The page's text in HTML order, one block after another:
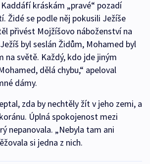
kráskám „pravé“ pozadí
Židé se podle něj pokusili Ježíše
přivést Mojžíšovo náboženství na
byl seslán Židům, Mohamed byl
na světě. Každý, kdo jde jiným
dělá chybu,“ apeloval
dámy.
zda by nechtěly žít v jeho zemi, a
Úplná spokojenost mezi
nepanovala. „Nebyla tam ani
si jedna z nich.